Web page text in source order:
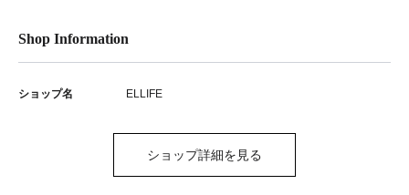
Shop Information
ショップ名 ELLIFE
ショップ詳細を見る